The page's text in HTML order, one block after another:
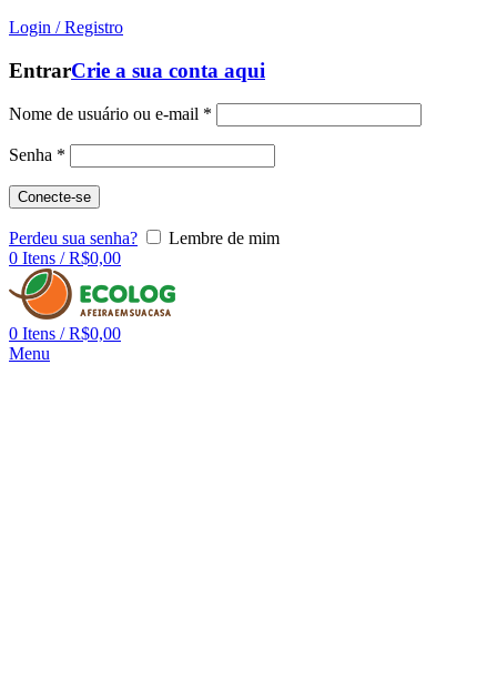
Login / Registro
EntrarCrie a sua conta aqui
Nome de usuário ou e-mail *
Senha *
Conecte-se
Perdeu sua senha?
Lembre de mim
0 Itens / R$0,00
0 Itens / R$0,00
Menu